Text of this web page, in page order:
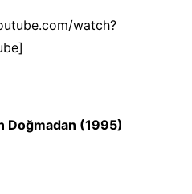
watch?
Doğmadan (1995)